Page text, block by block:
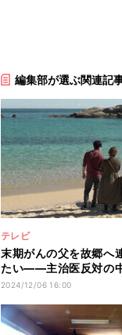
編集部が選ぶ関連記
テレビ
末期がんの父を故郷へ
たい――主治医反対の
ルドクター”が奮闘
2024/12/06 16:00